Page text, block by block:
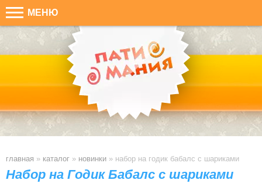
МЕНЮ
главная » каталог » новинки » набор на годик бабалс с шариками
Набор на Годик Бабалс с шариками